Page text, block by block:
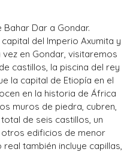
Dar a Gondar.
del Imperio Axumita y
vez en Gondar, visitaremos
castillos, la piscina del rey
la capital de Etiopía en el
en la historia de África
muros de piedra, cubren,
de seis castillos, un
edificios de menor
también incluye capillas,